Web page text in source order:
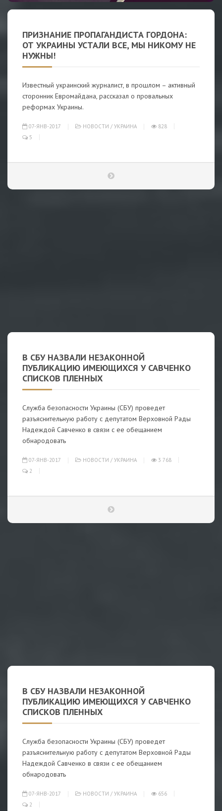
ПРИЗНАНИЕ ПРОПАГАНДИСТА ГОРДОНА:
ОТ УКРАИНЫ УСТАЛИ ВСЕ, МЫ НИКОМУ НЕ
НУЖНЫ!
Известный украинский журналист, в прошлом – активный
сторонник Евромайдана, рассказал о провальных
реформах Украины.
07-ЯНВ-2017 НОВОСТИ / УКРАИНА
828
5
В СБУ НАЗВАЛИ НЕЗАКОННОЙ
ПУБЛИКАЦИЮ ИМЕЮЩИХСЯ У САВЧЕНКО
СПИСКОВ ПЛЕННЫХ
Служба безопасности Украины (СБУ) проведет
разъяснительную работу с депутатом Верховной Рады
Надеждой Савченко в связи с ее обещанием
обнародовать
07-ЯНВ-2017 НОВОСТИ / УКРАИНА
3 768
2
В СБУ НАЗВАЛИ НЕЗАКОННОЙ
ПУБЛИКАЦИЮ ИМЕЮЩИХСЯ У САВЧЕНКО
СПИСКОВ ПЛЕННЫХ
Служба безопасности Украины (СБУ) проведет
разъяснительную работу с депутатом Верховной Рады
Надеждой Савченко в связи с ее обещанием
обнародовать
07-ЯНВ-2017 НОВОСТИ / УКРАИНА
656
2